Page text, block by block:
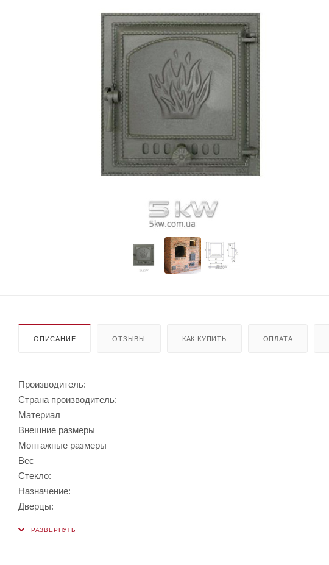
ОПИСАНИЕ ОТЗЫВЫ КАК КУПИТЬ ОПЛАТА
Производитель:
Страна производитель:
Материал
Внешние размеры
Монтажные размеры
Вес
Стекло:
Назначение:
Дверцы: